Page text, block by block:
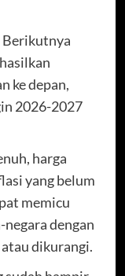
Berikutnya
ke depan,
2026-2027
harga
yang belum
memicu
dengan
dikurangi.